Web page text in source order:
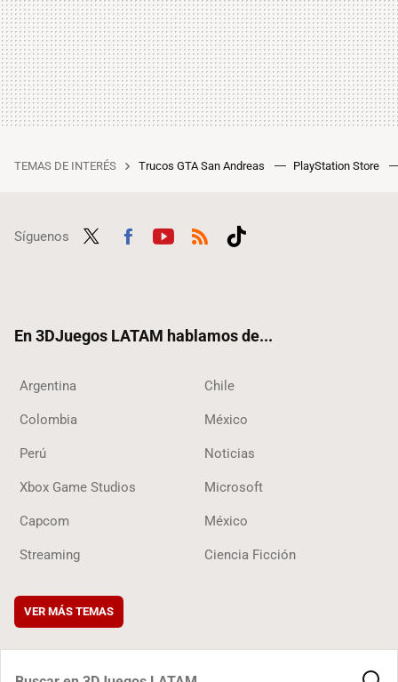
TEMAS DE INTERÉS Trucos GTA San Andreas PlayStation Store
Síguenos
En 3DJuegos LATAM hablamos de...
Argentina Chile
Colombia México
Perú Noticias
Xbox Game Studios Microsoft
Capcom México
Streaming Ciencia Ficción
VER MÁS TEMAS